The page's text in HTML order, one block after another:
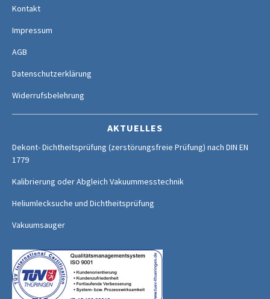
Kontakt
Impressum
AGB
Datenschutzerklärung
Widerrufsbelehrung
AKTUELLES
Dekont- Dichtheitsprüfung (zerstörungsfreie Prüfung) nach DIN EN
1779
Kalibrierung oder Abgleich Vakuummesstechnik
Heliumlecksuche und Dichtheitsprüfung
Vakuumsauger